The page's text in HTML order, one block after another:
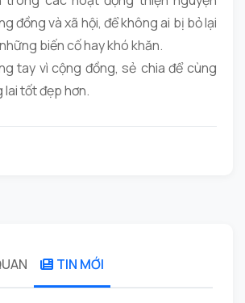
đồng và xã hội, để không ai bị bỏ lại
biến cố hay khó khăn.
tay vì cộng đồng, sẻ chia để cùng
tốt đẹp hơn.
TIN MỚI